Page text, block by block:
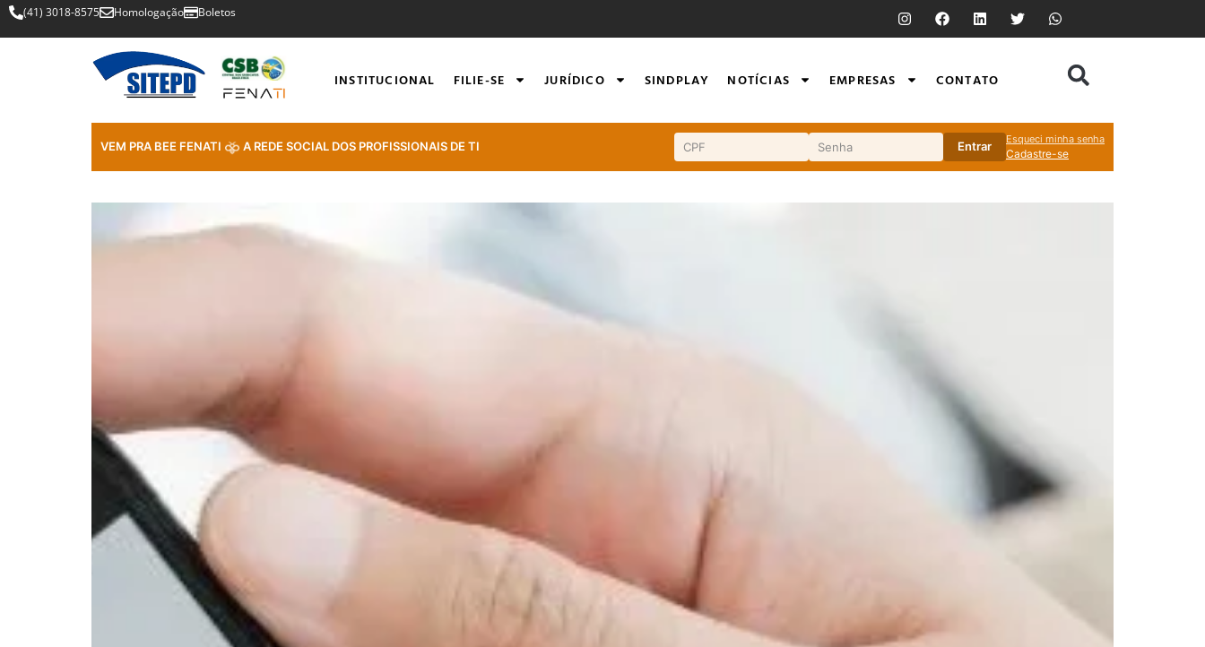
(41) 3018-8575 Homologação Boletos
INSTITUCIONAL FILIE-SE JURÍDICO SINDPLAY NOTÍCIAS EMPRESAS CONTATO
VEM PRA BEE FENATI A REDE SOCIAL DOS PROFISSIONAIS DE TI Entrar
Esqueci minha senha
Cadastre-se